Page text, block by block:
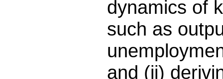
dynamics of
such as
and (ii)